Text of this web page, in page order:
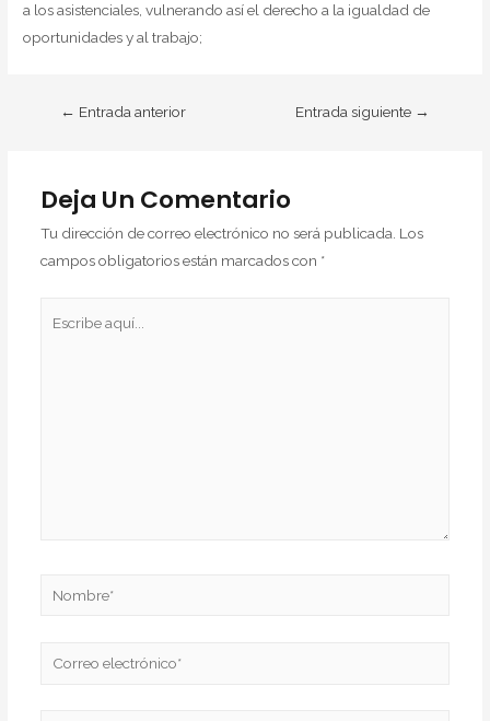
a los asistenciales, vulnerando así el derecho a la igualdad de
oportunidades y al trabajo;
← Entrada anterior Entrada siguiente →
Deja Un Comentario
Tu dirección de correo electrónico no será publicada. Los
campos obligatorios están marcados con *